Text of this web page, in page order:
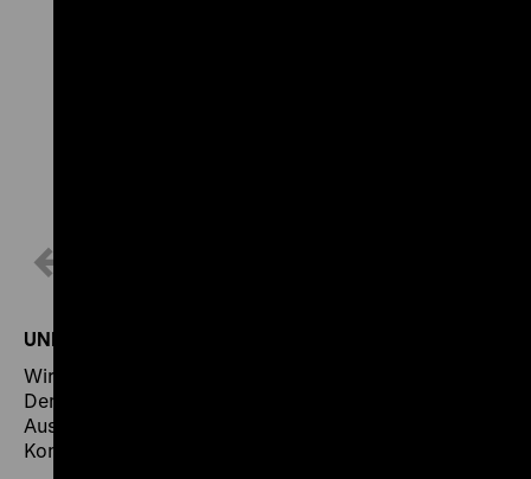
UND WAS DENKEN UNSERE BESUCHER*INNEN DAZU?
Wir haben unsere Besucherinnen und Besucher im
Demokratie-Labor nach ihrer Meinung zu den
Ausstellungsobjekten gefragt und fast 600
Kommentare erhalten.